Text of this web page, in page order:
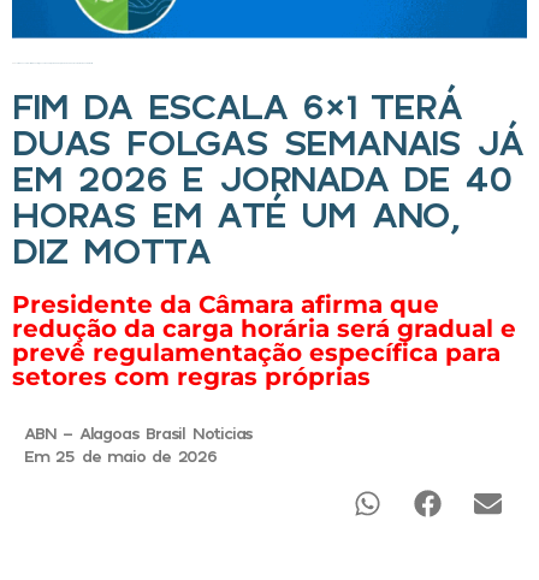
FIM DA ESCALA 6×1 TERÁ
DUAS FOLGAS SEMANAIS JÁ
EM 2026 E JORNADA DE 40
HORAS EM ATÉ UM ANO,
DIZ MOTTA
Presidente da Câmara afirma que
redução da carga horária será gradual e
prevê regulamentação específica para
setores com regras próprias
ABN - Alagoas Brasil Noticias
Em 25 de maio de 2026